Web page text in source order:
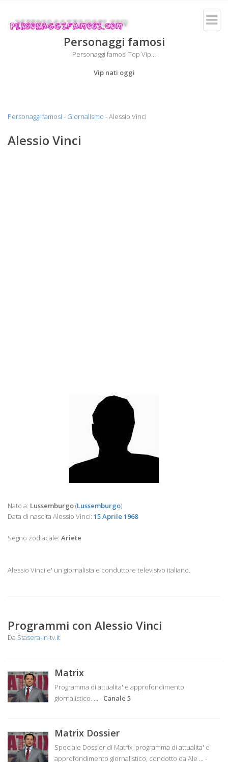
Personaggi famosi
Personaggi famosi Top Vip...
Vip nati oggi
Personaggi famosi - Giornalismo - Alessio Vinci
Alessio Vinci
Nato a: Lussemburgo(Lussemburgo)
Data di nascita Alessio Vinci: 15 Aprile 1968
Segno zodiacale: Ariete
Alessio Vinci e' un giornalista e conduttore televisivo italiano.
Programmi con Alessio Vinci
Da Stasera-in-tv.it
Matrix
Programma di attualita' e approfondimento
giornalistico. ... - Canale 5
Matrix Dossier
Speciale Dossier di Matrix, programma di attualita' e
approfondimento giornalistico, condotto da Ale ... -